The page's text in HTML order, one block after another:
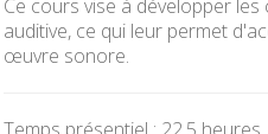
Ce cours vise à développer
auditive, ce qui leur permet
œuvre sonore.